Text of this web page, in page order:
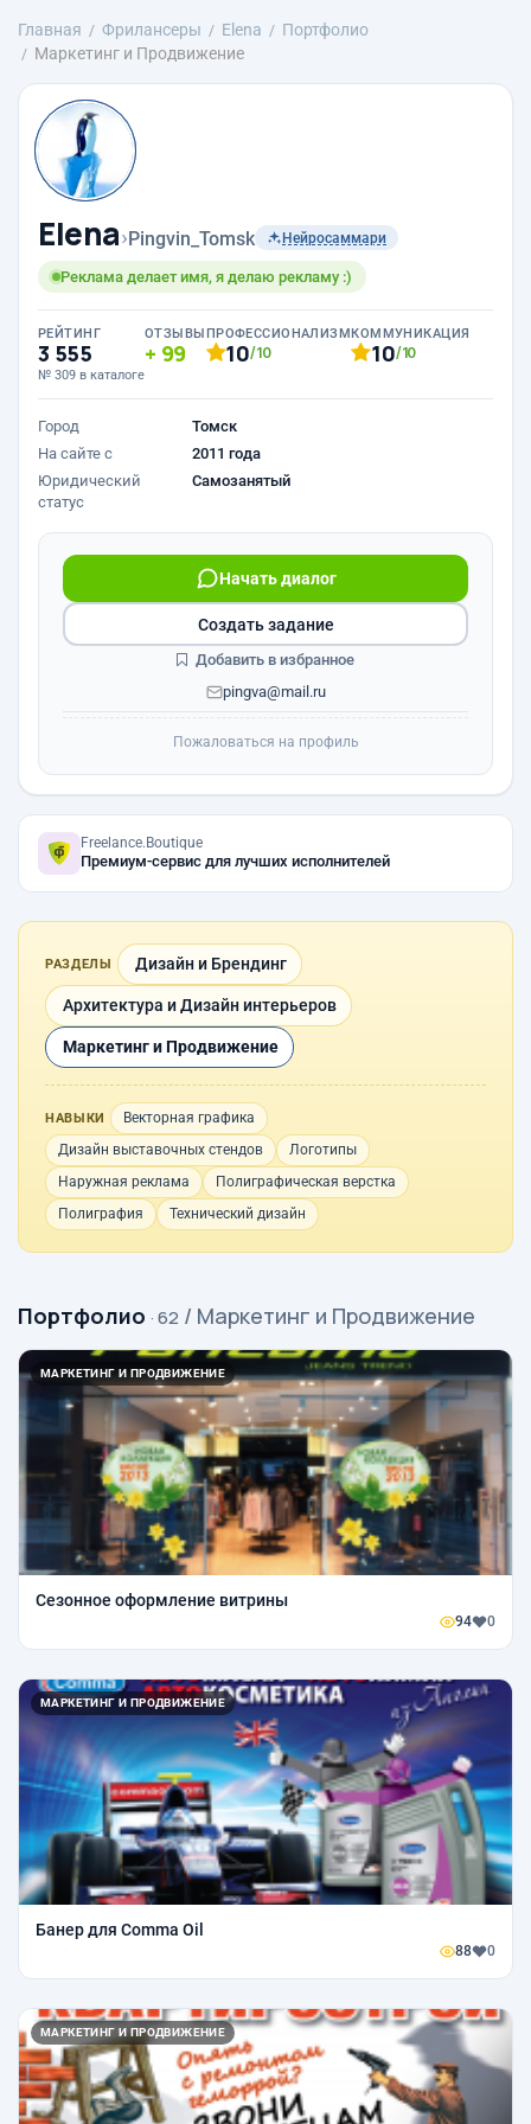
Главная Фрилансеры Elena
Портфолио
Маркетинг и Продвижение
Elena›Pingvin_Tomsk Нейросаммари
Реклама делает имя, я делаю рекламу :)
РЕЙТИНГ
3 555
№ 309 в каталоге
ОТЗЫВЫ
99
ПРОФЕССИОНАЛИЗМ
10/10
КОММУНИКАЦИЯ
10/10
Город
Томск
На сайте с
2011 года
Юридический
статус
Самозанятый
Начать диалог
pingva@mail.ru
Создать задание
Добавить в избранное
Пожаловаться на профиль
Freelance.Boutique
Премиум-сервис для лучших исполнителей
РАЗДЕЛЫ Дизайн и Брендинг
Архитектура и Дизайн интерьеров
Маркетинг и Продвижение
НАВЫКИ
Векторная графика
Дизайн выставочных стендов
Логотипы
Наружная реклама
Полиграфическая верстка
Полиграфия
Технический дизайн
Портфолио · 62 / Маркетинг и Продвижение
МАРКЕТИНГ И ПРОДВИЖЕНИЕ
Сезонное оформление витрины
94 0
МАРКЕТИНГ И ПРОДВИЖЕНИЕ
Банер для Comma Oil
88 0
МАРКЕТИНГ И ПРОДВИЖЕНИЕ